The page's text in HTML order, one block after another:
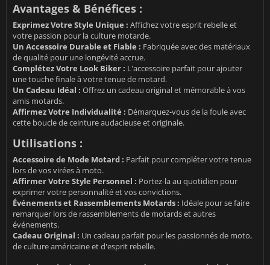
Avantages & Bénéfices :
Exprimez Votre Style Unique : Affichez votre esprit rebelle et
votre passion pour la culture motarde.
Un Accessoire Durable et Fiable : Fabriquée avec des matériaux
de qualité pour une longévité accrue.
Complétez Votre Look Biker : L'accessoire parfait pour ajouter
une touche finale à votre tenue de motard.
Un Cadeau Idéal : Offrez un cadeau original et mémorable à vos
amis motards.
Affirmez Votre Individualité : Démarquez-vous de la foule avec
cette boucle de ceinture audacieuse et originale.
Utilisations :
Accessoire de Mode Motard : Parfait pour compléter votre tenue
lors de vos virées à moto.
Affirmer Votre Style Personnel : Portez-la au quotidien pour
exprimer votre personnalité et vos convictions.
Événements et Rassemblements Motards : Idéale pour se faire
remarquer lors de rassemblements de motards et autres
événements.
Cadeau Original : Un cadeau parfait pour les passionnés de moto,
de culture américaine et d'esprit rebelle.